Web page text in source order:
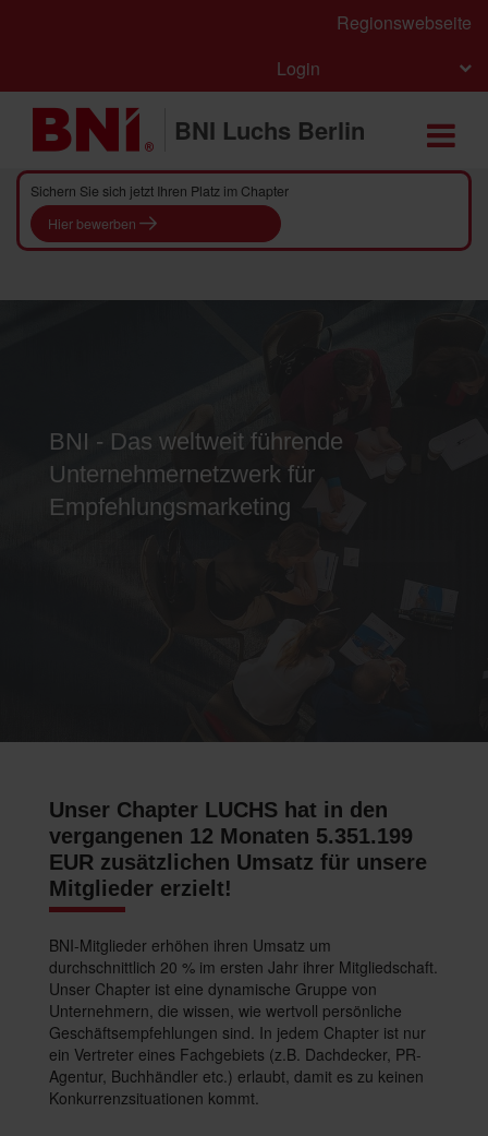
Regionswebseite
Login
BNI Luchs Berlin
Sichern Sie sich jetzt Ihren Platz im Chapter
Hier bewerben
BNI - Das weltweit führende
Unternehmernetzwerk für
Empfehlungsmarketing
Unser Chapter LUCHS hat in den
vergangenen 12 Monaten 5.351.199
EUR zusätzlichen Umsatz für unsere
Mitglieder erzielt!
BNI-Mitglieder erhöhen ihren Umsatz um
durchschnittlich 20 % im ersten Jahr ihrer Mitgliedschaft.
Unser Chapter ist eine dynamische Gruppe von
Unternehmern, die wissen, wie wertvoll persönliche
Geschäftsempfehlungen sind. In jedem Chapter ist nur
ein Vertreter eines Fachgebiets (z.B. Dachdecker, PR-
Agentur, Buchhändler etc.) erlaubt, damit es zu keinen
Konkurrenzsituationen kommt.